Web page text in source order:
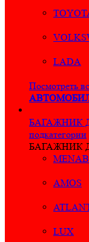
LADA
Посмотреть
БАГАЖНИК
подкатегории
БАГАЖНИК
AMOS
LUX